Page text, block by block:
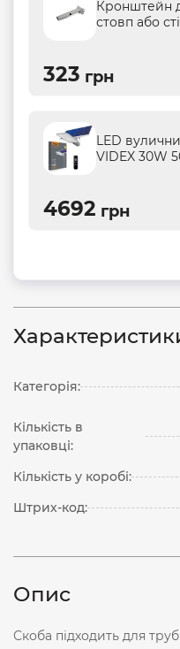
Кронштейн
стовп або
323 грн
LED
VIDEX 30W
4692 грн
Категорія:
Кількість в
упаковці:
Кількість у коробі:
Штрих-код:
Опис
Скоба підходить для